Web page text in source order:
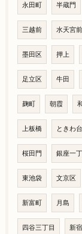
永田町 半蔵門
三越前 水天宮前
墨田区 押上
足立区 牛田
麹町 朝霞
上板橋 ときわ台
桜田門 銀座一
東池袋 文京区
新富町 月島
四谷三丁目 新